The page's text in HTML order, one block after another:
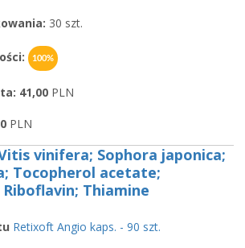
30 szt.
100%
41,00 PLN
PLN
vinifera; Sophora japonica;
Tocopherol acetate;
Thiamine
Retixoft Angio kaps. - 90 szt.